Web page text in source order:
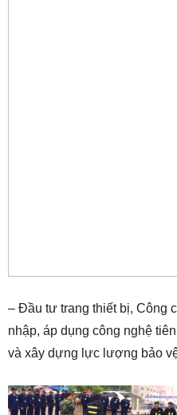
– Đầu tư trang thiết bị, Công
nhập, áp dụng công nghệ
và xây dựng lực lượng bảo